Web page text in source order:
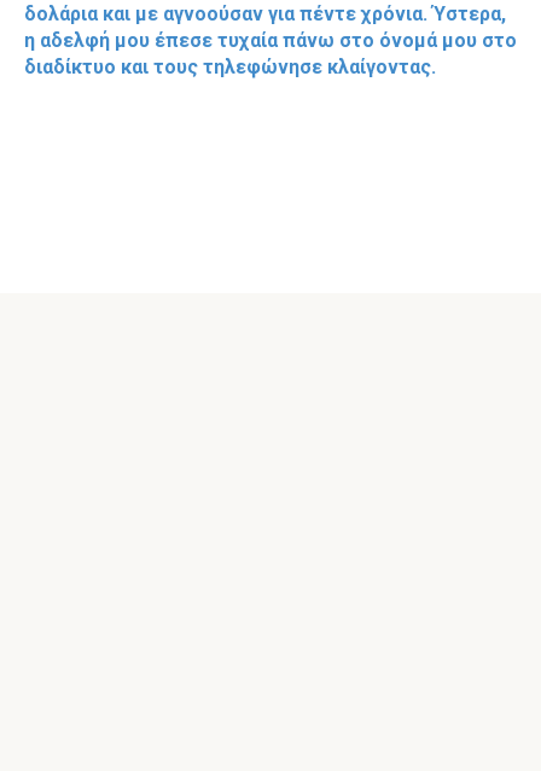
δολάρια και με αγνοούσαν για πέντε χρόνια. Ύστερα,
η αδελφή μου έπεσε τυχαία πάνω στο όνομά μου στο
διαδίκτυο και τους τηλεφώνησε κλαίγοντας.